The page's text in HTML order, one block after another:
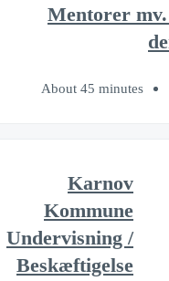
Mentorer
About 45 minutes
Karnov
Kommune
Undervisning /
Beskæftigelse